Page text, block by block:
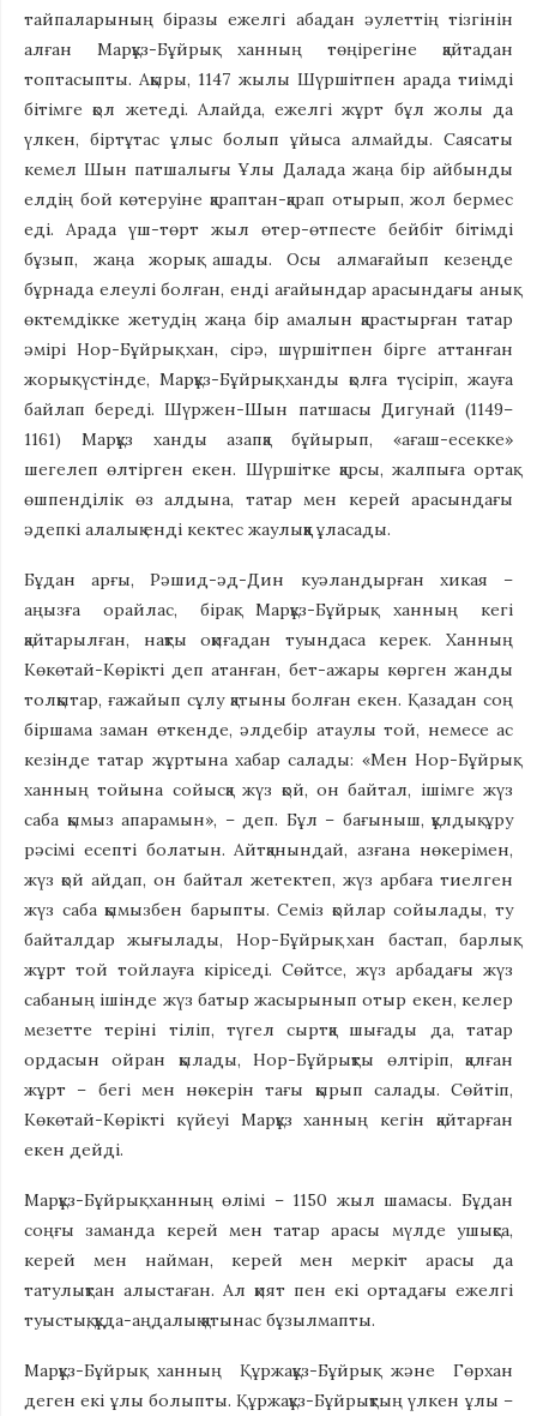
тайпаларының біразы ежелгі абадан әулеттің тізгінін
алған Марқұз-Бұйрық ханның төңірегіне қайтадан
топтасыпты. Ақыры, 1147 жылы Шүршітпен арада тиімді
бітімге қол жетеді. Алайда, ежелгі жұрт бұл жолы да
үлкен, біртұтас ұлыс болып ұйыса алмайды. Саясаты
кемел Шын патшалығы Ұлы Далада жаңа бір айбынды
елдің бой көтеруіне қараптан-қарап отырып, жол бермес
еді. Арада үш-төрт жыл өтер-өтпесте бейбіт бітімді
бұзып, жаңа жорық ашады. Осы алмағайып кезеңде
бұрнада елеулі болған, енді ағайындар арасындағы анық
өктемдікке жетудің жаңа бір амалын қарастырған татар
әмірі Нор-Бұйрық хан, сірә, шүршітпен бірге аттанған
жорық үстінде, Марқұз-Бұйрық ханды қолға түсіріп, жауға
байлап береді. Шүржен-Шын патшасы Дигунай (1149–
1161) Марқұз ханды азапқа бұйырып, «ағаш-есекке»
шегелеп өлтірген екен. Шүршітке қарсы, жалпыға ортақ
өшпенділік өз алдына, татар мен керей арасындағы
әдепкі алалық енді кектес жаулыққа ұласады.
Бұдан арғы, Рәшид-әд-Дин куәландырған хикая –
аңызға орайлас, бірақ Марқұз-Бұйрық ханның кегі
қайтарылған, нақты оқиғадан туындаса керек. Ханның
Көкөтай-Көрікті деп атанған, бет-ажары көрген жанды
толқытар, ғажайып сұлу қатыны болған екен. Қазадан соң
біршама заман өткенде, әлдебір атаулы той, немесе ас
кезінде татар жұртына хабар салады: «Мен Нор-Бұйрық
ханның тойына сойысқа жүз қой, он байтал, ішімге жүз
саба қымыз апарамын», – деп. Бұл – бағыныш, құлдық ұру
рәсімі есепті болатын. Айтқанындай, азғана нөкерімен,
жүз қой айдап, он байтал жетектеп, жүз арбаға тиелген
жүз саба қымызбен барыпты. Семіз қойлар сойылады, ту
байталдар жығылады, Нор-Бұйрық хан бастап, барлық
жұрт той тойлауға кіріседі. Сөйтсе, жүз арбадағы жүз
сабаның ішінде жүз батыр жасырынып отыр екен, келер
мезетте теріні тіліп, түгел сыртқа шығады да, татар
ордасын ойран қылады, Нор-Бұйрықты өлтіріп, қалған
жұрт – бегі мен нөкерін тағы қырып салады. Сөйтіп,
Көкөтай-Көрікті күйеуі Марқұз ханның кегін қайтарған
екен дейді.
Марқұз-Бұйрық ханның өлімі – 1150 жыл шамасы. Бұдан
соңғы заманда керей мен татар арасы мүлде ушықса,
керей мен найман, керей мен меркіт арасы да
татулықтан алыстаған. Ал қият пен екі ортадағы ежелгі
туыстық, құда-аңдалық қатынас бұзылмапты.
Марқұз-Бұйрық ханның Құржақұз-Бұйрық және Гөрхан
деген екі ұлы болыпты. Құржақұз-Бұйрықтың үлкен ұлы –